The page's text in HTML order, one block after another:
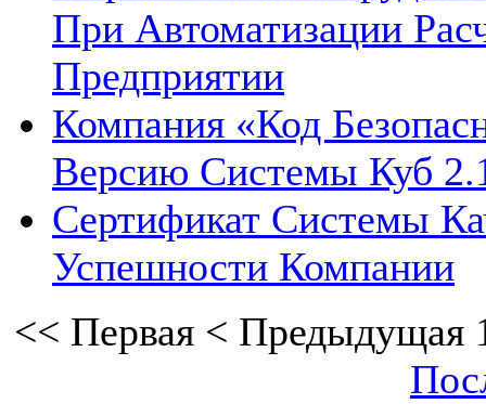
При Автоматизации
Предприятии
Компания «Код
Версию Системы Куб
Сертификат Системы
Успешности Компании
<< Первая < Предыдущая